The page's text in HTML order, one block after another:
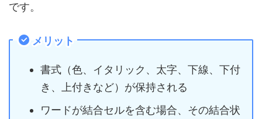
です。
メリット
書式（色、イタリック、太字、下線、下付
き、上付きなど）が保持される
ワードが結合セルを含む場合、その結合状